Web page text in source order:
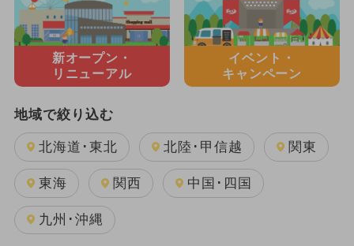
新オープン・
リニューアル
イベント・
キャンペーン
地域で絞り込む
北海道･東北 北陸･甲信越 関東
東海 関西 中国･四国
九州･沖縄